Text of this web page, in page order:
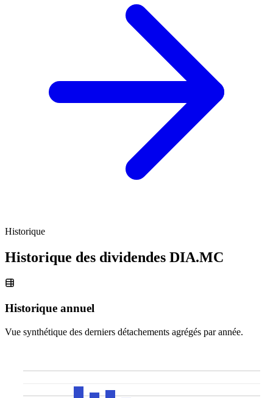
Historique
Historique des dividendes DIA.MC
Historique annuel
Vue synthétique des derniers détachements agrégés par année.